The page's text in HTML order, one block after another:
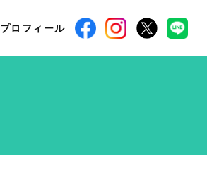
プロフィール